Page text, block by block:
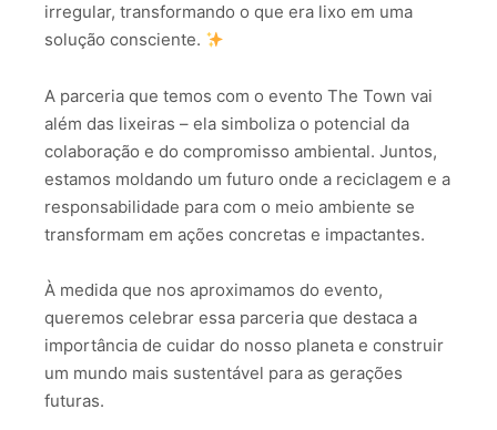
irregular, transformando o que era lixo em uma
solução consciente.
A parceria que temos com o evento The Town vai
além das lixeiras – ela simboliza o potencial da
colaboração e do compromisso ambiental. Juntos,
estamos moldando um futuro onde a reciclagem e a
responsabilidade para com o meio ambiente se
transformam em ações concretas e impactantes.
À medida que nos aproximamos do evento,
queremos celebrar essa parceria que destaca a
importância de cuidar do nosso planeta e construir
um mundo mais sustentável para as gerações
futuras.